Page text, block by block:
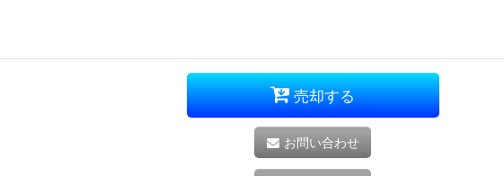
売却する
お問い合わせ